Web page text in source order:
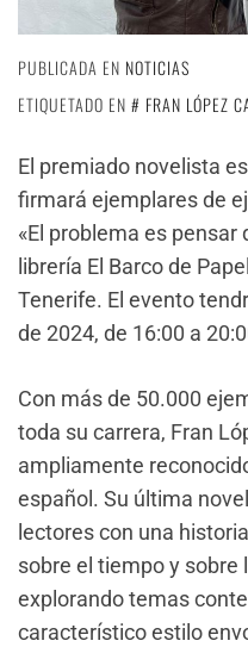
PUBLICADA EN NOTICIAS
ETIQUETADO EN
FRAN LÓPEZ
El premiado novelista
firmará ejemplares de
«El problema es pensar
librería El Barco de
Tenerife. El evento
de 2024, de 16:00 a
Con más de 50.000
toda su carrera, Fran
ampliamente
español. Su última
lectores con una
sobre el tiempo y sobre
explorando temas
característico estilo